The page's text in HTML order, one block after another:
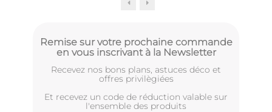
Remise sur votre prochaine commande
en vous inscrivant à la Newsletter
Recevez nos bons plans, astuces déco et
offres privilègiées
Et recevez un code de réduction valable sur
l'ensemble des produits